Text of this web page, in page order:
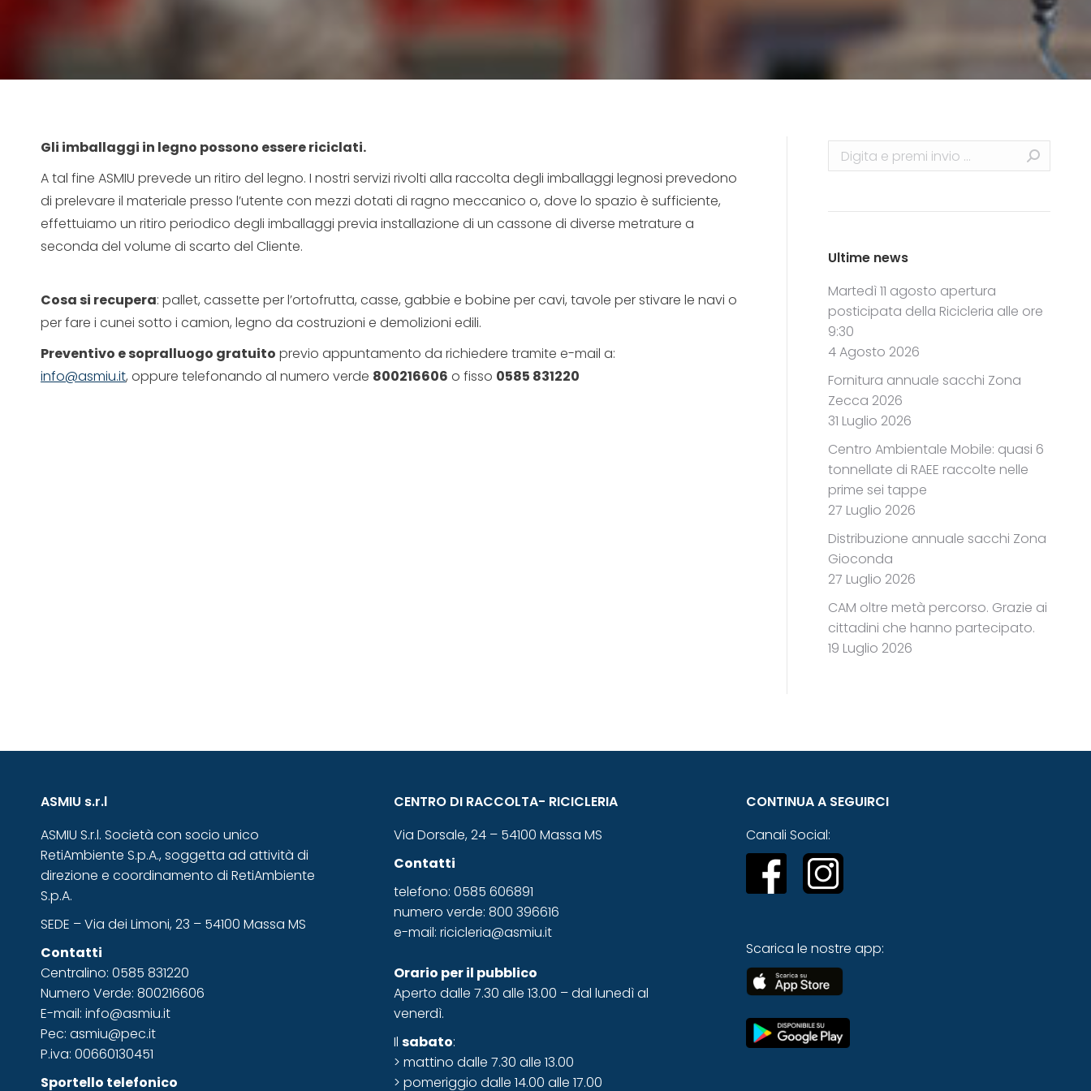
Gli imballaggi in legno possono essere riciclati.
A tal fine ASMIU prevede un ritiro del legno. I nostri servizi rivolti alla raccolta degli imballaggi legnosi prevedono
di prelevare il materiale presso l’utente con mezzi dotati di ragno meccanico o, dove lo spazio è sufficiente,
effettuiamo un ritiro periodico degli imballaggi previa installazione di un cassone di diverse metrature a
seconda del volume di scarto del Cliente.
Cosa si recupera: pallet, cassette per l’ortofrutta, casse, gabbie e bobine per cavi, tavole per stivare le navi o
per fare i cunei sotto i camion, legno da costruzioni e demolizioni edili.
Preventivo e sopralluogo gratuito previo appuntamento da richiedere tramite e-mail a:
info@asmiu.it, oppure telefonando al numero verde 800216606 o fisso 0585 831220
Search:
Ultime news
Martedì 11 agosto apertura
posticipata della Ricicleria alle ore
9:30
4 Agosto 2026
Fornitura annuale sacchi Zona
Zecca 2026
31 Luglio 2026
Centro Ambientale Mobile: quasi 6
tonnellate di RAEE raccolte nelle
prime sei tappe
27 Luglio 2026
Distribuzione annuale sacchi Zona
Gioconda
27 Luglio 2026
CAM oltre metà percorso. Grazie ai
cittadini che hanno partecipato.
19 Luglio 2026
ASMIU s.r.l
ASMIU S.r.l. Società con socio unico
RetiAmbiente S.p.A., soggetta ad attività di
direzione e coordinamento di RetiAmbiente
S.p.A.
SEDE – Via dei Limoni, 23 – 54100 Massa MS
Contatti
Centralino: 0585 831220
Numero Verde: 800216606
E-mail: info@asmiu.it
Pec: asmiu@pec.it
P.iva: 00660130451
Sportello telefonico
CENTRO DI RACCOLTA- RICICLERIA
Via Dorsale, 24 – 54100 Massa MS
Contatti
telefono: 0585 606891
numero verde: 800 396616
e-mail: ricicleria@asmiu.it
Orario per il pubblico
Aperto dalle 7.30 alle 13.00 – dal lunedì al
venerdì.
Il sabato:
> mattino dalle 7.30 alle 13.00
> pomeriggio dalle 14.00 alle 17.00
CONTINUA A SEGUIRCI
Canali Social:
Scarica le nostre app: